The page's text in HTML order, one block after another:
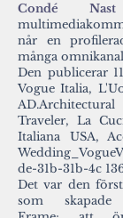
Condé
når en
många
Den publicerar
Vogue Italia,
Traveler, La
Italiana USA,
de-31b-31b-4c
Det var den
som skapade